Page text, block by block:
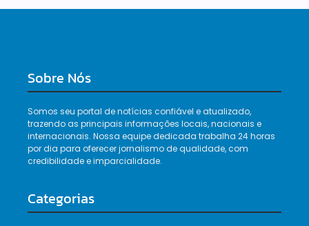
Sobre Nós
Somos seu portal de notícias confiável e atualizado,
trazendo as principais informações locais, nacionais e
internacionais. Nossa equipe dedicada trabalha 24 horas
por dia para oferecer jornalismo de qualidade, com
credibilidade e imparcialidade.
Categorias